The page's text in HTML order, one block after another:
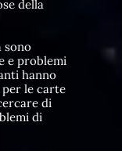
della
sono
e problemi
hanno
per le carte
di
di